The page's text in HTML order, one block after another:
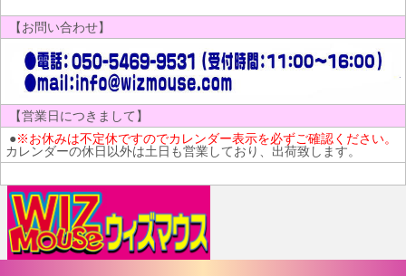
【お問い合わせ】
【営業日につきまして】
●※お休みは不定休ですのでカレンダー表示を必ずご確認ください。
カレンダーの休日以外は土日も営業しており、出荷致します。